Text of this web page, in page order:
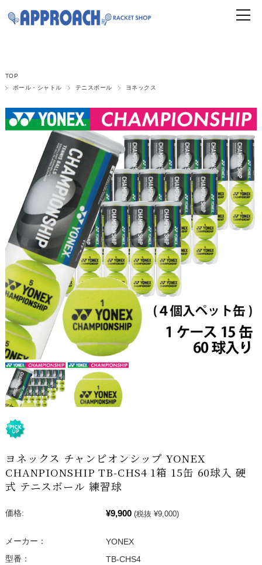
TOP
ボール・シャトル
テニスボール ヨネックス
ヨネックス チャンピオンシップ YONEX
CHANPIONSHIP TB-CHS4 1箱 15缶 60球入 硬
式 テニスボール 練習球
価格: ¥9,900 (税抜 ¥9,000)
メーカー：
YONEX
型番：
TB-CHS4